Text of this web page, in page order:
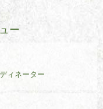
ー
ィネーター